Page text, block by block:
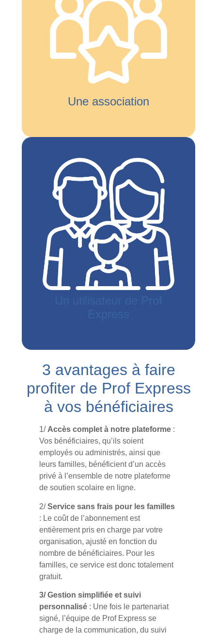
Une association
3 avantages à faire
profiter de Prof Express
à vos bénéficiaires
1/ Accès complet à notre plateforme:
Vos bénéficiaires, qu’ils soient
employés ou administrés, ainsi que
leurs familles, bénéficient d’un accès
privé à l’ensemble de notre plateforme
de soutien scolaire en ligne.
2/Service sans frais pour les familles
: Le coût de l’abonnement est
entièrement pris en charge par votre
organisation, ajusté en fonction du
nombre de bénéficiaires. Pour les
familles, ce service est donc totalement
gratuit.
3/ Gestion simplifiée et suivi
personnalisé: Une fois le partenariat
signé, l’équipe de Prof Express se
charge de la communication, du suivi